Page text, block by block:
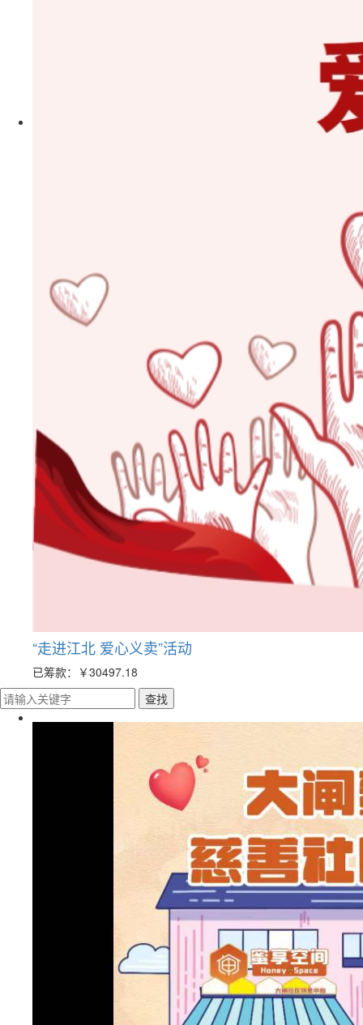
“走进江北 爱心义卖”活动
已筹款： ￥30497.18